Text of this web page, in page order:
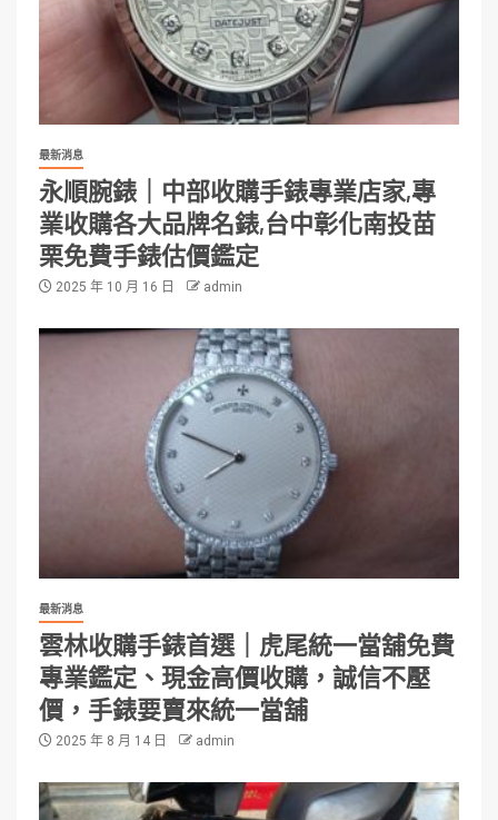
最新消息
永順腕錶｜中部收購手錶專業店家,專
業收購各大品牌名錶,台中彰化南投苗
栗免費手錶估價鑑定
2025 年 10 月 16 日 admin
最新消息
雲林收購手錶首選｜虎尾統一當舖免費
專業鑑定、現金高價收購，誠信不壓
價，手錶要賣來統一當舖
2025 年 8 月 14 日 admin